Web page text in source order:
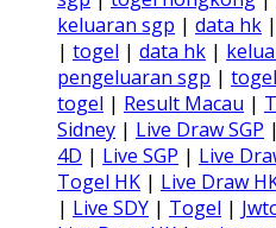
keluaran sgp | data hk |
| togel | data hk |
pengeluaran sgp |
togel | Result Macau |
Sidney | Live Draw SGP |
4D | Live SGP | Live
Togel HK | Live Draw
| Live SDY | Togel |